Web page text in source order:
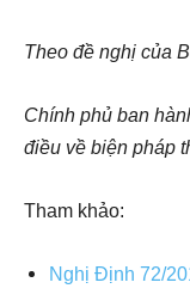
Theo đề nghị của
Chính phủ ban
điều về biện pháp
Tham khảo:
Nghị Định 72/